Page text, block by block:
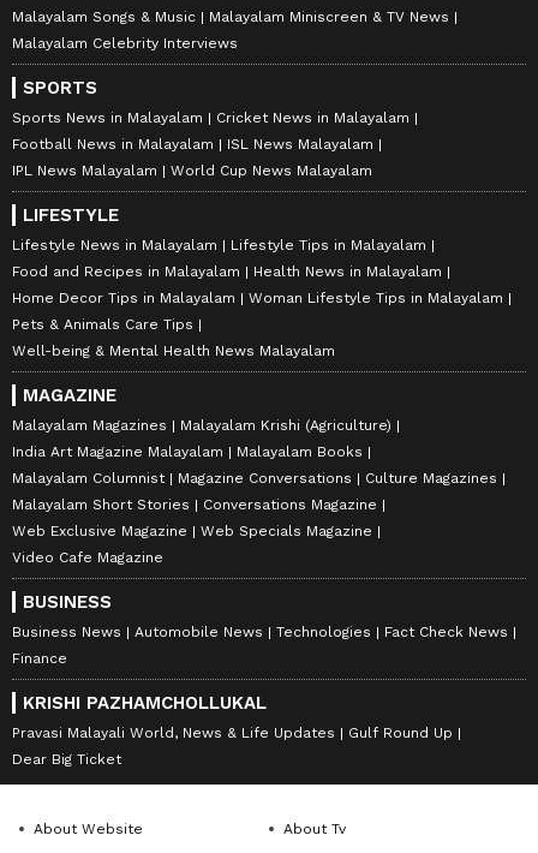
Malayalam Songs & Music
Malayalam Miniscreen & TV News
Malayalam Celebrity Interviews
SPORTS
Sports News in Malayalam
Cricket News in Malayalam
Football News in Malayalam
ISL News Malayalam
IPL News Malayalam
World Cup News Malayalam
LIFESTYLE
Lifestyle News in Malayalam
Lifestyle Tips in Malayalam
Food and Recipes in Malayalam
Health News in Malayalam
Home Decor Tips in Malayalam
Woman Lifestyle Tips in Malayalam
Pets & Animals Care Tips
Well-being & Mental Health News Malayalam
MAGAZINE
Malayalam Magazines
Malayalam Krishi (Agriculture)
India Art Magazine Malayalam
Malayalam Books
Malayalam Columnist
Magazine Conversations
Culture Magazines
Malayalam Short Stories
Conversations Magazine
Web Exclusive Magazine
Web Specials Magazine
Video Cafe Magazine
BUSINESS
Business News Automobile News Technologies
Fact Check News
Finance
KRISHI PAZHAMCHOLLUKAL
Pravasi Malayali World, News & Life Updates
Gulf Round Up
Dear Big Ticket
About Website About Tv